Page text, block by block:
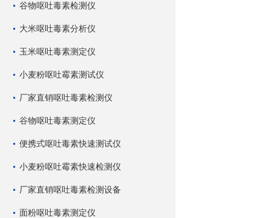
谷物呕吐毒素检测仪
大米呕吐毒素分析仪
玉米呕吐毒素测定仪
小麦粉呕吐霉素测试仪
厂家直销呕吐毒素检测仪
谷物呕吐毒素测定仪
便携式呕吐毒素快速测试仪
小麦粉呕吐霉素快速检测仪
厂家直销呕吐毒素检测设备
面粉呕吐毒素测定仪